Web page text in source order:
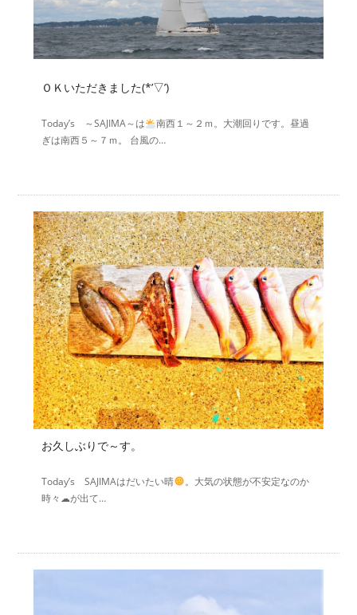
ＯＫいただきました(*’▽’)
Today’s ～SAJIMA～は
南西１～２ｍ。大潮回りです。昼過
ぎは南西５～７ｍ。 台風の…
お久しぶりで～す。
Today’s SAJIMAはだいたい晴
。大気の状態が不安定なのか
時々☁が出て…